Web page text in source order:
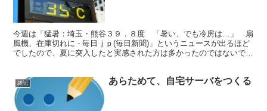
今週は「猛暑：埼玉・熊谷３９．８度 「暑い、でも冷房は…」 扇
風機、在庫切れに - 毎日ｊｐ(毎日新聞)」というニュースが出るほど
でしたので、夏に突入したと実感された方は多かったのではないでし
雑記 あらためて、自宅サーバをつくる